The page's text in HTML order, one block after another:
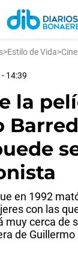
>Estilo de Vida>Cine
14:39
la
en 1992
con las
muy cerca de
de